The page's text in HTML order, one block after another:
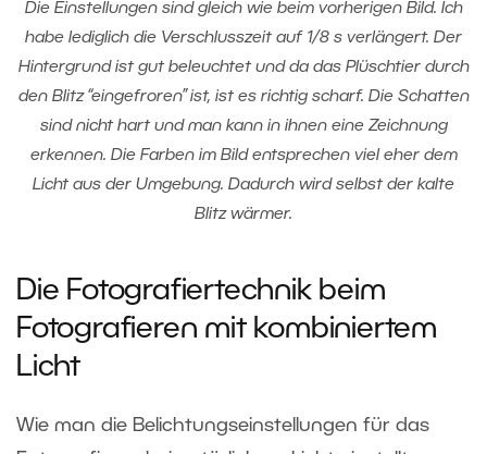
Die Einstellungen sind gleich wie beim vorherigen Bild. Ich
habe lediglich die Verschlusszeit auf 1/8 s verlängert. Der
Hintergrund ist gut beleuchtet und da das Plüschtier durch
den Blitz “eingefroren” ist, ist es richtig scharf. Die Schatten
sind nicht hart und man kann in ihnen eine Zeichnung
erkennen. Die Farben im Bild entsprechen viel eher dem
Licht aus der Umgebung. Dadurch wird selbst der kalte
Blitz wärmer.
Die Fotografiertechnik beim
Fotografieren mit kombiniertem
Licht
Wie man die Belichtungseinstellungen für das